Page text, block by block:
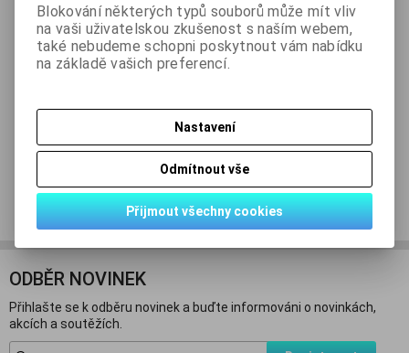
Skladem:17 ks
Dotaz na výrobek
Doporučit výrobek
ODBĚR NOVINEK
Přihlašte se k odběru novinek a buďte informováni o novinkách,
akcích a soutěžích.
Blokování některých typů souborů může mít vliv
na vaši uživatelskou zkušenost s naším webem,
také nebudeme schopni poskytnout vám nabídku
na základě vašich preferencí.
Nastavení
Odmítnout vše
Přijmout všechny cookies